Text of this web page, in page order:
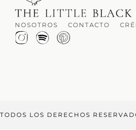
NOSOTROS CONTACTO
TODOS LOS DERECHOS